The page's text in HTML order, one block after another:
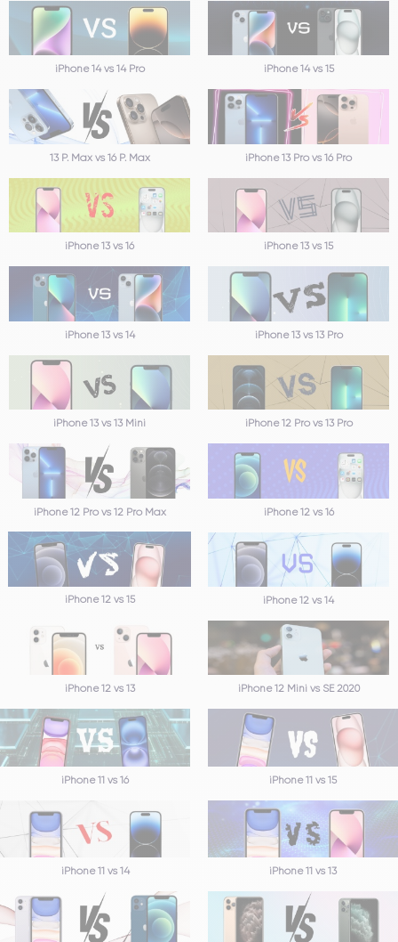
iPhone 14 vs 14 Pro iPhone 14 vs 15
13 P. Max vs 16 P. Max iPhone 13 Pro vs 16 Pro
iPhone 13 vs 16 iPhone 13 vs 15
iPhone 13 vs 14 iPhone 13 vs 13 Pro
iPhone 13 vs 13 Mini iPhone 12 Pro vs 13 Pro
iPhone 12 Pro vs 12 Pro Max iPhone 12 vs 16
iPhone 12 vs 15 iPhone 12 vs 14
iPhone 12 vs 13 iPhone 12 Mini vs SE 2020
iPhone 11 vs 16 iPhone 11 vs 15
iPhone 11 vs 14 iPhone 11 vs 13